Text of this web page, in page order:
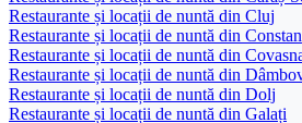
Restaurante și locații de nuntă din Cluj
Restaurante și locații de nuntă din
Restaurante și locații de nuntă din
Restaurante și locații de nuntă din
Restaurante și locații de nuntă din Dolj
Restaurante și locații de nuntă din Galați